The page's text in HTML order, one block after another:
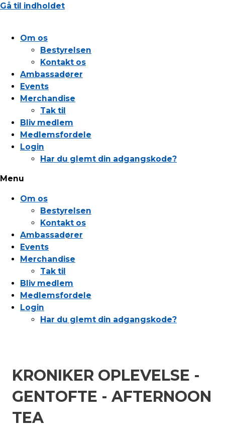
Gå til indholdet
Om os
Bestyrelsen
Kontakt os
Ambassadører
Events
Merchandise
Tak til
Bliv medlem
Medlemsfordele
Login
Har du glemt din adgangskode?
Menu
Om os
Bestyrelsen
Kontakt os
Ambassadører
Events
Merchandise
Tak til
Bliv medlem
Medlemsfordele
Login
Har du glemt din adgangskode?
KRONIKER OPLEVELSE -
GENTOFTE - AFTERNOON
TEA